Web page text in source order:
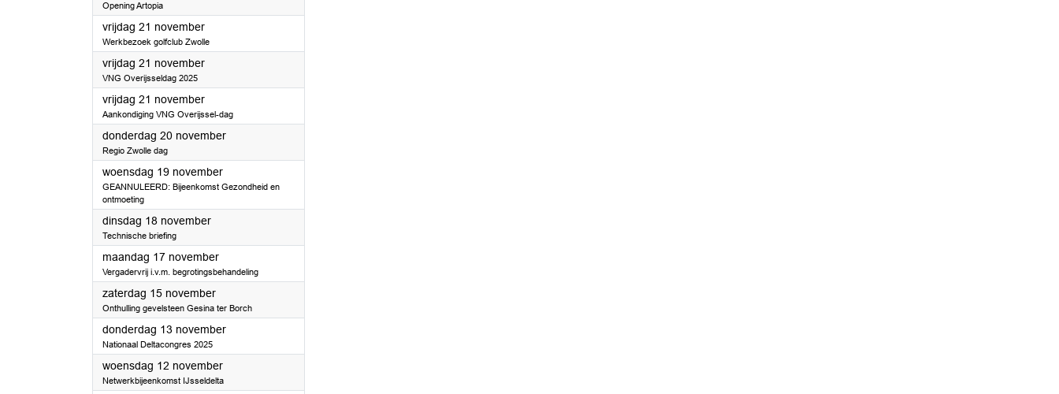
Opening Artopia
vrijdag 21 november2025
Werkbezoek golfclub Zwolle
vrijdag 21 november2025
VNG Overijsseldag 2025
vrijdag 21 november2025
Aankondiging VNG Overijssel-dag
donderdag 20 november2025
Regio Zwolle dag
woensdag 19 november2025
GEANNULEERD: Bijeenkomst Gezondheid en
ontmoeting
dinsdag 18 november2025
Technische briefing
maandag 17 november2025
Vergadervrij i.v.m. begrotingsbehandeling
zaterdag 15 november2025
Onthulling gevelsteen Gesina ter Borch
donderdag 13 november2025
Nationaal Deltacongres 2025
woensdag 12 november2025
Netwerkbijeenkomst IJsseldelta